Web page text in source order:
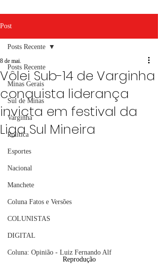
Post
Posts Recente
Minas Gerais
Sul de Minas
Varginha
Política
Esportes
Nacional
Manchete
Coluna Fatos e Versões
COLUNISTAS
DIGITAL
Coluna: Opinião - Luiz Fernando Alf
Posts Recente
Vôlei Sub-14 de Varginha
conquista liderança
invicta em festival da
Liga Sul Mineira
8 de mai.
Reprodução